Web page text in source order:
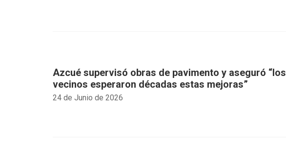
24 de Junio de 2026
Azcué supervisó obras de pavimento y aseguró “los
vecinos esperaron décadas estas mejoras”